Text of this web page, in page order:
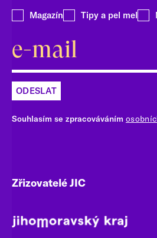
Magazín Tipy a pel mel
ODESLAT
Souhlasím se zpracováváním
Zřizovatelé JIC